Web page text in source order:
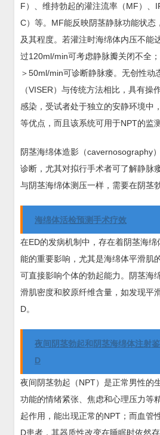
F）、维持勃起的灌注流率（MF）、
C）等。MF能反映阴茎静脉功能状态
及其程度。若灌注时海绵体内压不能
过120ml/min可考虑静脉瓣关闭不全
＞50ml/min可诊断静脉瘘。无创性动
（VISER）与传统方法相比，具有操
感染，受试者处于独立的安静环境中
等优点，而且该系统可用于NPT的监测
阴茎海绵体造影（cavernosography
诊断，尤其对拟行手术者可了解静脉
与阴茎海绵体测压一样，需要在阴茎
海绵体活检预测手术疗效
在ED的发病机制中，存在着阴茎海
能的重要影响，尤其是海绵体平滑肌
可直接影响个体的勃起能力。阴茎海
滑肌密度和胶原纤维含量，如发现平
D。
夜间阴茎勃起和阴茎海绵体注射
D
夜间阴茎勃起（NPT）是正常男性的
功能的情绪紧张、焦虑和心理压力等
起作用，能出现正常的NPT；而血管
D患者，其器质性改变在睡眠时依然